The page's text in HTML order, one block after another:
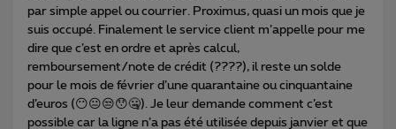
par simple appel ou courrier. Proximus, quasi un mois que je
suis occupé. Finalement le service client m’appelle pour me
dire que c’est en ordre et après calcul,
remboursement/note de crédit (????), il reste un solde
pour le mois de février d’une quarantaine ou cinquantaine
d’euros (😶😐😒😯🤐). Je leur demande comment c’est
possible car la ligne n’a pas été utilisée depuis janvier et que